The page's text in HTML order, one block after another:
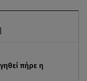
πήρε η